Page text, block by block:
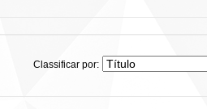
Classificar por: